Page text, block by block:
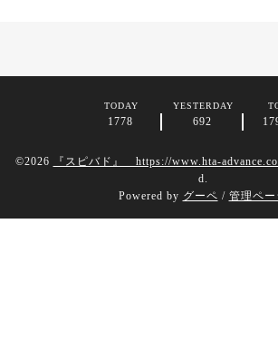
TODAY
1778
YESTERDAY
692
©2026 『スピバド』 https://www.hta-
d.
Powered by グーペ / 管理ペー